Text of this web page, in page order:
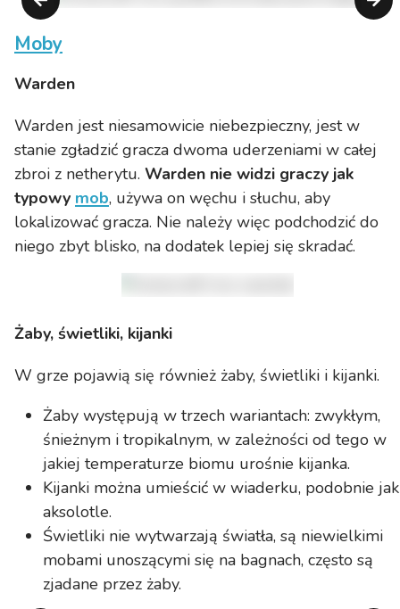
Moby
Warden
Warden jest niesamowicie niebezpieczny, jest w
stanie zgładzić gracza dwoma uderzeniami w całej
zbroi z netherytu. Warden nie widzi graczy jak
typowy mob, używa on węchu i słuchu, aby
lokalizować gracza. Nie należy więc podchodzić do
niego zbyt blisko, na dodatek lepiej się skradać.
Żaby, świetliki, kijanki
W grze pojawią się również żaby, świetliki i kijanki.
Żaby występują w trzech wariantach: zwykłym,
śnieżnym i tropikalnym, w zależności od tego w
jakiej temperaturze biomu urośnie kijanka.
Kijanki można umieścić w wiaderku, podobnie jak
aksolotle.
Świetliki nie wytwarzają światła, są niewielkimi
mobami unoszącymi się na bagnach, często są
zjadane przez żaby.